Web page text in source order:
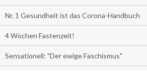
Nr. 1 Gesundheit ist das Corona-Handbuch
4 Wochen Fastenzeit!
Sensationell: "Der ewige Faschismus"